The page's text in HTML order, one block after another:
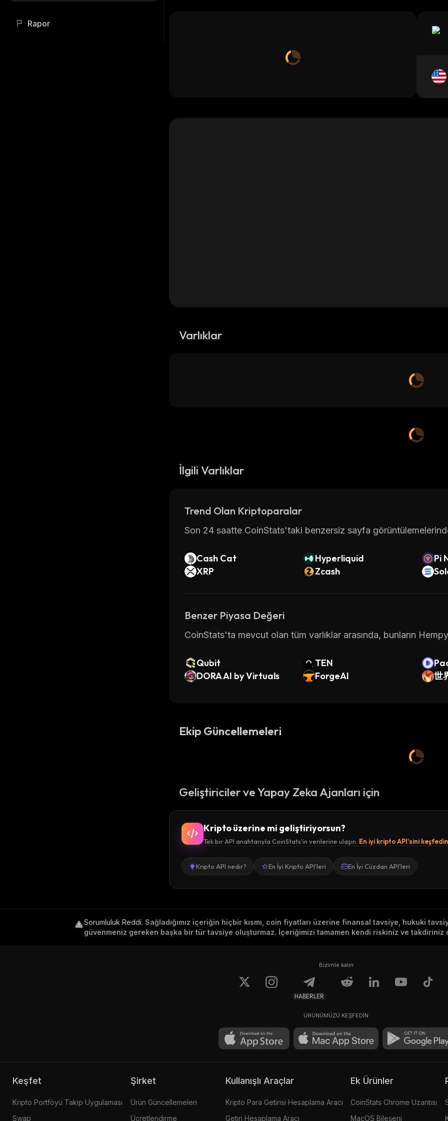
Rapor
Varlıklar
İlgili Varlıklar
Trend Olan Kriptoparalar
Son 24 saatte CoinStats'taki benzersiz sayfa
Cash Cat Hyperliquid Pi
XRP
Zcash
Benzer Piyasa Değeri
CoinStats'ta mevcut olan tüm varlıklar arasında, bunların
Qubit TEN
DORA AI by Virtuals
ForgeAI
世
Ekip Güncellemeleri
Geliştiriciler ve Yapay Zeka Ajanları için
Kripto üzerine mi geliştiriyorsun?
Tek bir API anahtarıyla CoinStats'in verilerine ulaşın. En iyi kripto API'sini keşfedin
Kripto API nedir? En İyi Kripto API'leri En İyi Cüzdan API'leri
Sorumluluk Reddi. Sağladığımız içeriğin hiçbir kısmı, coin fiyatları üzerine finansal tavsiye, hukuki
güvenmeniz gereken başka bir tür tavsiye oluşturmaz. İçeriğimizi tamamen kendi riskiniz ve takdiriniz
Bizimle kalın
HABERLER
ÜRÜNÜMÜZÜ KEŞFEDİN
Keşfet
Kripto Portföyü Takip Uygulaması
Swap
Şirket
Ürün Güncellemeleri
Ücretlendirme
Kullanışlı Araçlar
Kripto Para Getirisi Hesaplama Aracı
Getiri Hesaplama Aracı
Ek Ürünler
CoinStats Chrome Uzantısı
MacOS Bileşeni